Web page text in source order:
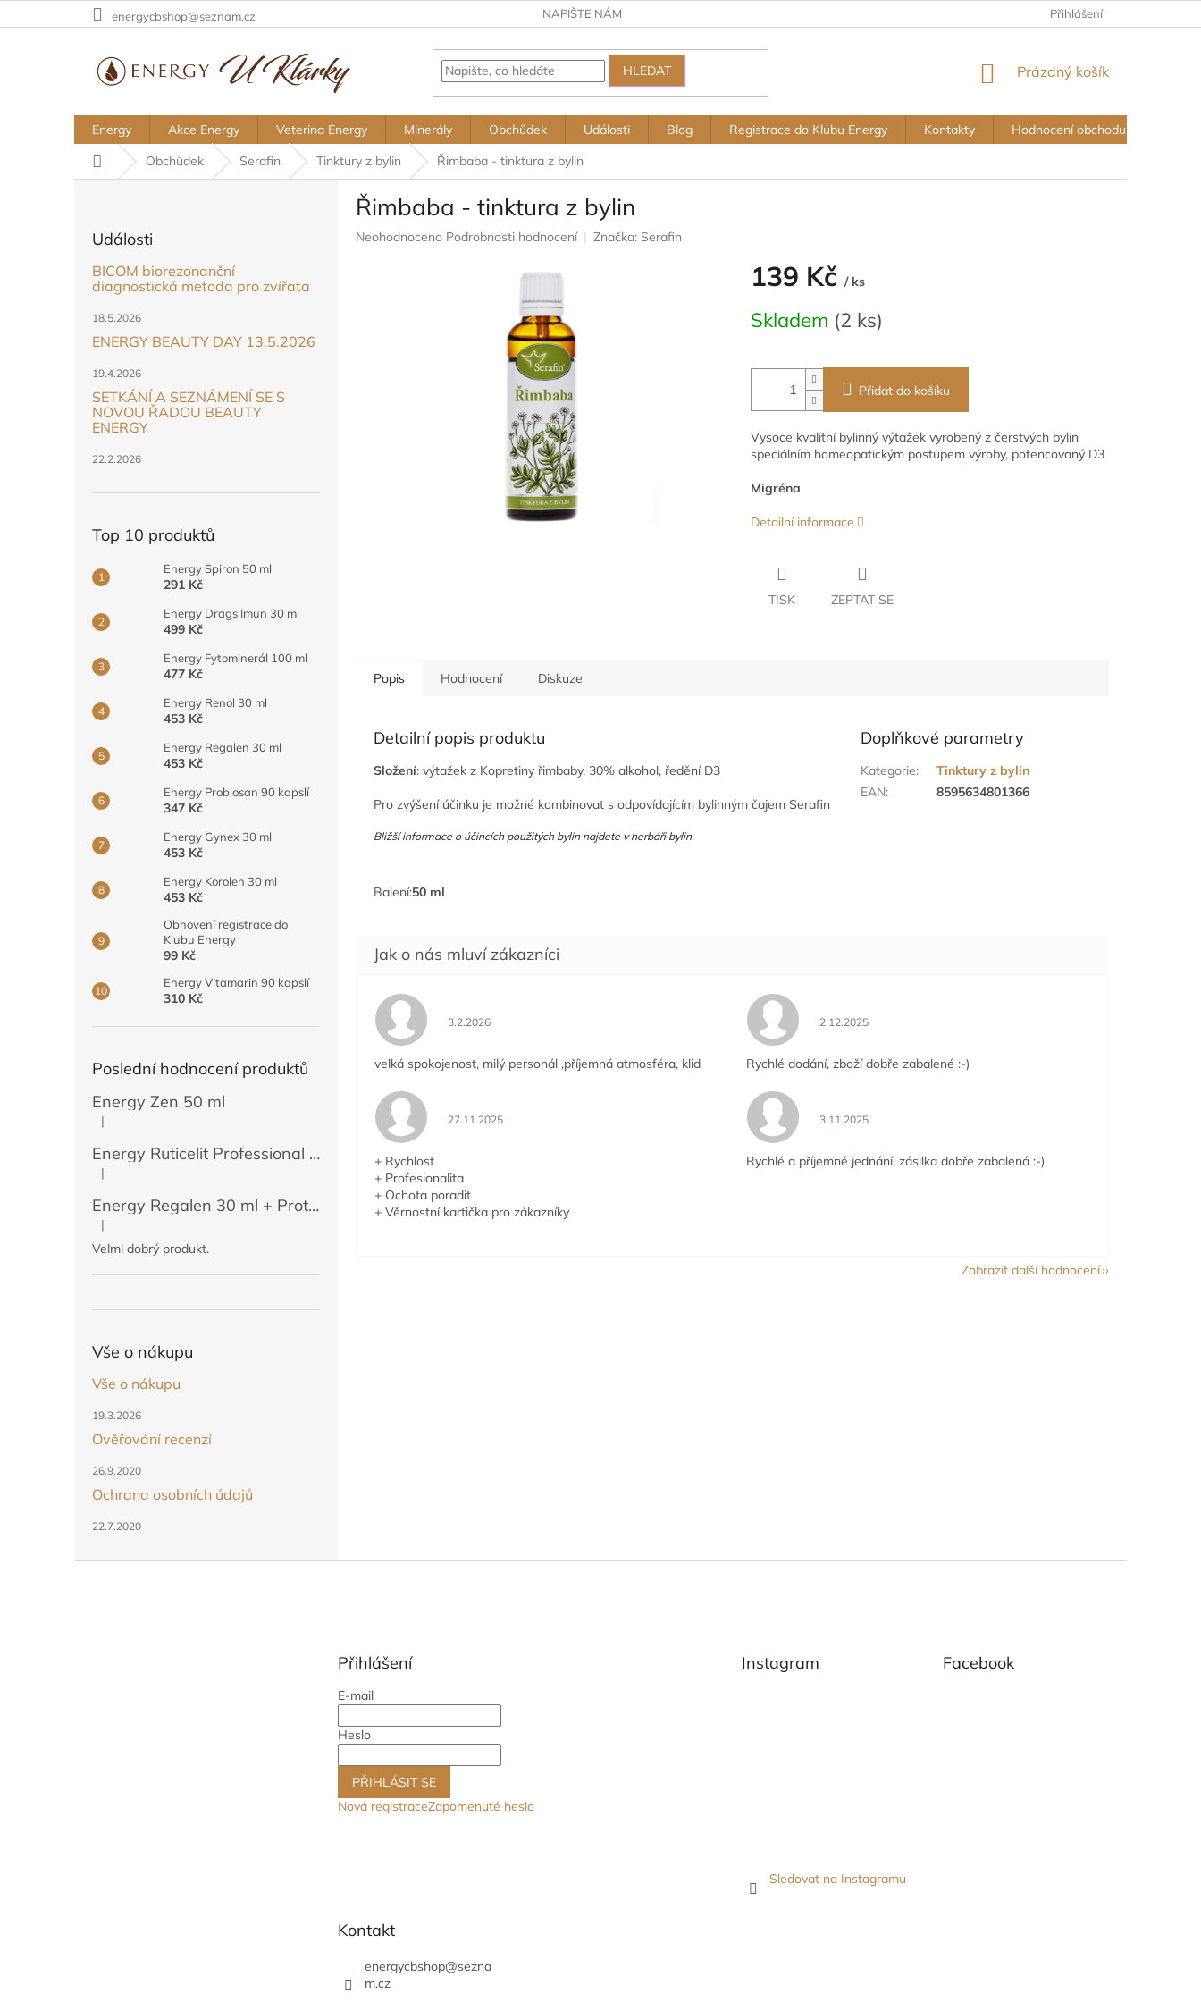
na
energycbshop@seznam.cz NAPIŠTE NÁM Přihlášení
HLEDAT
NÁKUPNÍ
Prázdný košík
Energy Akce Energy Veterina Energy Minerály Obchůdek Události Blog Registrace do Klubu Energy Kontakty Hodnocení obchodu
Domů
Obchůdek Serafin Tinktury z bylin Řimbaba - tinktura z bylin
Události
BICOM biorezonanční
diagnostická metoda pro zvířata
18.5.2026
ENERGY BEAUTY DAY 13.5.2026
19.4.2026
SETKÁNÍ A SEZNÁMENÍ SE S
NOVOU ŘADOU BEAUTY
ENERGY
22.2.2026
Top 10 produktů
Energy Spiron 50 ml
291 Kč
Energy Drags Imun 30 ml
499 Kč
Energy Fytominerál 100 ml
477 Kč
Energy Renol 30 ml
453 Kč
Energy Regalen 30 ml
453 Kč
Energy Probiosan 90 kapslí
347 Kč
Energy Gynex 30 ml
453 Kč
Energy Korolen 30 ml
453 Kč
Obnovení registrace do
Klubu Energy
99 Kč
Energy Vitamarin 90 kapslí
310 Kč
Poslední hodnocení produktů
Energy Zen 50 ml
Hodnocení produktu je 5 z 5 hvězdiček.
|
Energy Ruticelit Professional 500 ml
Hodnocení produktu je 5 z 5 hvězdiček.
|
Energy Regalen 30 ml + Protektin 50 ml (POUZE PRO ČLENY)
Hodnocení produktu je 5 z 5 hvězdiček.
|
Velmi dobrý produkt.
Vše o nákupu
Vše o nákupu
19.3.2026
Ověřování recenzí
26.9.2020
Ochrana osobních údajů
22.7.2020
Řimbaba - tinktura z bylin
Průměrné
Neohodnoceno Podrobnosti hodnocení Značka: Serafin
139 Kč / ks
cena:
Skladem (2 ks)
Přidat do košíku
Vysoce kvalitní bylinný výtažek vyrobený z čerstvých bylin
speciálním homeopatickým postupem výroby, potencovaný D3
Migréna
Detailní informace
TISK ZEPTAT SE
Popis Hodnocení Diskuze
Detailní popis produktu
Složení: výtažek z Kopretiny řimbaby, 30% alkohol, ředění D3
Pro zvýšení účinku je možné kombinovat s odpovídajícím bylinným čajem Serafin
Bližší informace o účincích použitých bylin najdete v herbáři bylin.
Balení:50 ml
Doplňkové parametry
Kategorie:
Tinktury z bylin
EAN: 8595634801366
Hodnocení obchodu je 5 z 5 hvězdiček.
3.2.2026
velká spokojenost, milý personál ,příjemná atmosféra, klid
Hodnocení obchodu je 5 z 5 hvězdiček.
2.12.2025
Rychlé dodání, zboží dobře zabalené :-)
Hodnocení obchodu je 5 z 5 hvězdiček.
27.11.2025
+ Rychlost
+ Profesionalita
+ Ochota poradit
+ Věrnostní kartička pro zákazníky
Hodnocení obchodu je 5 z 5 hvězdiček.
3.11.2025
Rychlé a příjemné jednání, zásilka dobře zabalená :-)
Zobrazit další hodnocení
Přihlášení
E-mail
Heslo
PŘIHLÁSIT SE
Nová registraceZapomenuté heslo
Instagram
Sledovat na Instagramu
Facebook
Kontakt
energycbshop@sezna
m.cz